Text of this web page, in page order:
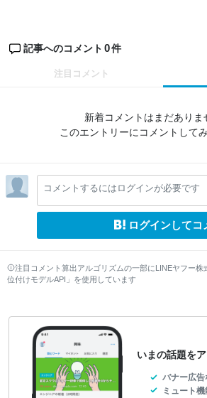
記事へのコメント 0件
注目コメント
新着コメントはまだありま
このエントリーにコメントして
コメントするにはログインが必要です
ログインしてコ
注目コメント算出アルゴリズムの一部にLINEヤフー
位付けモデルAPI」を使用しています
いまの話題を
バナー広告
ミュート機